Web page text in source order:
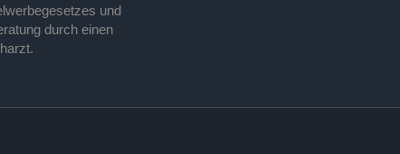
und
durch einen